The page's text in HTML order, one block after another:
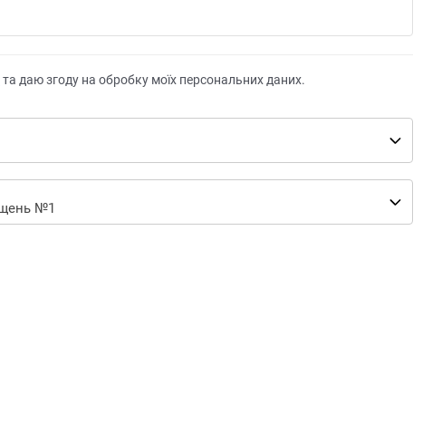
та даю згоду на обробку моїх персональних даних.